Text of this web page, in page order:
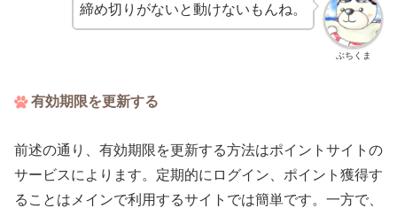
ぶちくま
締め切りがないと動けないもんね。
有効期限を更新する
前述の通り、有効期限を更新する方法はポイントサイトの
サービスによります。定期的にログイン、ポイント獲得す
ることはメインで利用するサイトでは簡単です。一方で、